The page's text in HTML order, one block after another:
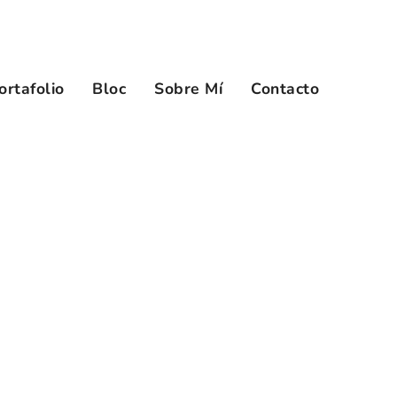
Bloc Sobre Mí Contacto